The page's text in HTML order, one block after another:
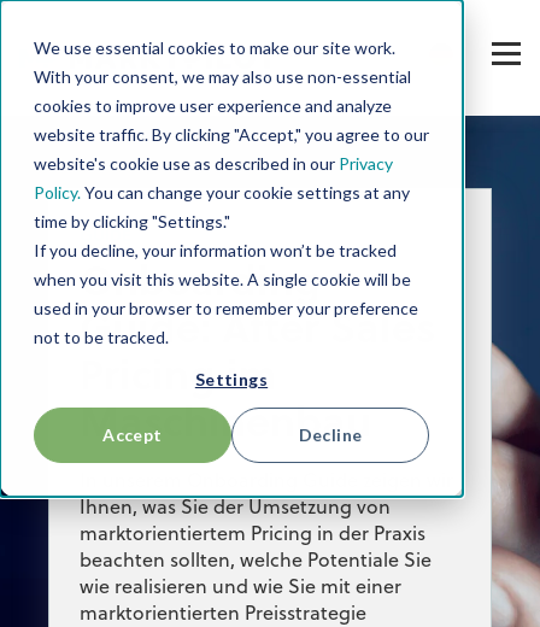
We use essential cookies to make our site work.
With your consent, we may also use non-essential
cookies to improve user experience and analyze
website traffic. By clicking "Accept," you agree to our
website's cookie use as described in our Privacy
Policy.You can change your cookie settings at any
time by clicking "Settings."
If you decline, your information won’t be tracked
when you visit this website. A single cookie will be
used in your browser to remember your preference
not to be tracked.
Settings
Accept Decline
Onboarding
Guide: After Sales
Pricing im
Maschinenbau
Ihnen, was Sie der Umsetzung von
marktorientiertem Pricing in der Praxis
beachten sollten, welche Potentiale Sie
wie realisieren und wie Sie mit einer
marktorientierten Preisstrategie